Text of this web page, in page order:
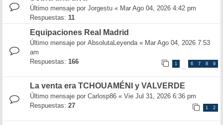
Último mensaje por Jorgestu « Mar Ago 04, 2026 4:42 pm
Respuestas: 11
Equipaciones Real Madrid
Último mensaje por AbsolutaLeyenda« Mar Ago 04, 2026 7:53
am
Respuestas: 166 1
…
6 7 8 9
La venta era TCHOUAMÉNI y VALVERDE
Último mensaje por Carlosp86 « Vie Jul 31, 2026 6:36 pm
Respuestas: 27 1 2